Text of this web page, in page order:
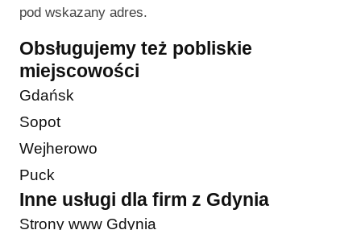
pod wskazany adres.
Obsługujemy też pobliskie
miejscowości
Gdańsk
Sopot
Wejherowo
Puck
Inne usługi dla firm z Gdynia
Strony www Gdynia